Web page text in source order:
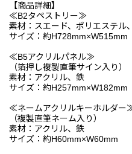
【商品詳細】
≪B2タペストリー≫
素材：スエード、ポリエステル
サイズ：約H728mm×W515mm
≪B5アクリルパネル≫
（箔押し複製直筆サイン入り）
素材：アクリル、鉄
サイズ：約H257mm×W182mm
≪ネームアクリルキーホルダー
（複製直筆ネーム入り）
素材：アクリル、鉄
サイズ：約H60mm×W60mm